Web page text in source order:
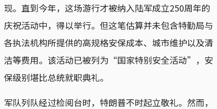
现。直到今年，这场游行才被纳入陆军成立250周年的
庆祝活动中，得以举行。但这笔估算并未包含特勤局与
各执法机构所提供的高规格安保成本、城市维护以及清
洁等费用。该活动已被列为“国家特别安全活动”，安
保级别堪比总统就职典礼。
军队列队经过检阅台时，特朗普不时起立敬礼。然而，